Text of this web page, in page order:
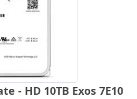
- HD 10TB Exos 7E10